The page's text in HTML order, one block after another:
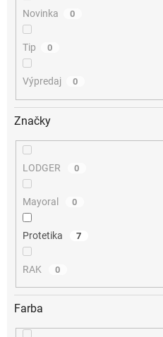
Novinka 0
Tip 0
Výpredaj 0
Značky
LODGER 0
Mayoral 0
Protetika 7
RAK 0
Farba